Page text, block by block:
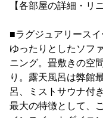
【各部屋の詳細・リ
■ラグジュアリースイ
ゆったりとしたソフ
ニング。畳敷きの空
り。露天風呂は弊館
呂、ミストサウナ付
最大の特徴として、